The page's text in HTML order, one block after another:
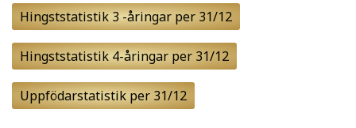
Hingststatistik 3 -åringar per 31/12
Hingststatistik 4-åringar per 31/12
Uppfödarstatistik per 31/12